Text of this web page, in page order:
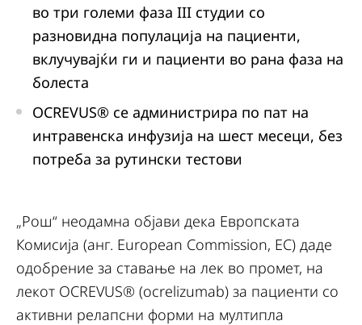
во три големи фаза III студии со
разновидна популација на пациенти,
вклучувајќи ги и пациенти во рана фаза на
болеста
OCREVUS® се администрира по пат на
интравенска инфузија на шест месеци, без
потреба за рутински тестови
„Рош“ неодамна објави дека Европската
Комисија (анг. European Commission, EC) даде
одобрение за ставање на лек во промет, на
лекот OCREVUS® (ocrelizumab) за пациенти со
активни релапсни форми на мултипла